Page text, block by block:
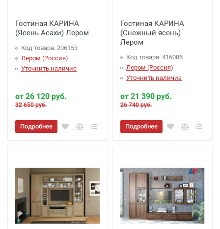
Гостиная КАРИНА
(Ясень Асахи) Лером
Код товара: 206153
Лером (Россия)
Уточнить наличие
от 26 120 руб.
32 650 руб.
Подробнее
Гостиная КАРИНА
(Снежный ясень)
Лером
Код товара: 416086
Лером (Россия)
Уточнить наличие
от 21 390 руб.
26 740 руб.
Подробнее